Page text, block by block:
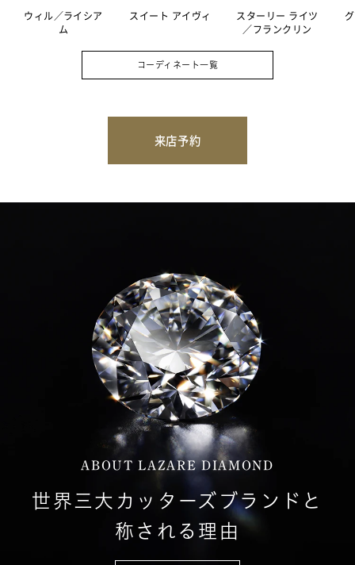
ウィル／ライシア
ム
スイート アイヴィ
スターリー ライツ
／フランクリン
コーディネート一覧
来店予約
ABOUT LAZARE DIAMOND
世界三大カッターズブランドと
称される理由